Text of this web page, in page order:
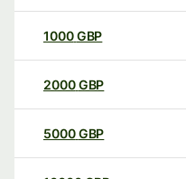
1000GBP
2000GBP
5000GBP